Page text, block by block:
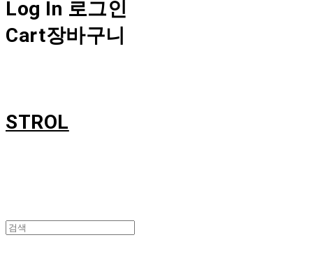
Log In 로그인
Cart장바구니
STROL